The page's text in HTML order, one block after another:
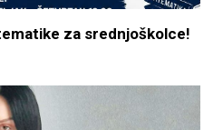
za srednjoškolce!